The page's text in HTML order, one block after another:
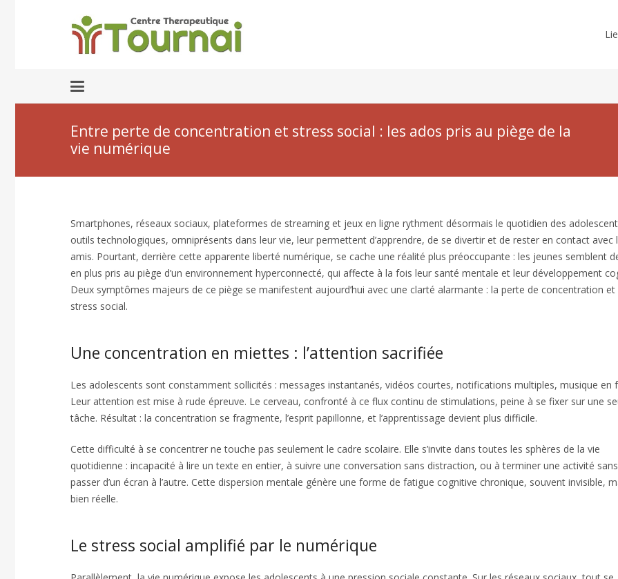
Entre perte de concentration et stress social : les ados pris au piège de la
vie numérique
Smartphones, réseaux sociaux, plateformes de streaming et jeux en ligne rythment désormais le quotidien des
outils technologiques, omniprésents dans leur vie, leur permettent d’apprendre, de se divertir et de rester en contact avec
amis. Pourtant, derrière cette apparente liberté numérique, se cache une réalité plus préoccupante : les jeunes semblent
en plus pris au piège d’un environnement hyperconnecté, qui affecte à la fois leur santé mentale et leur développement
Deux symptômes majeurs de ce piège se manifestent aujourd’hui avec une clarté alarmante : la perte de concentration et
stress social.
Une concentration en miettes : l’attention sacrifiée
Les adolescents sont constamment sollicités : messages instantanés, vidéos courtes, notifications multiples, musique en
Leur attention est mise à rude épreuve. Le cerveau, confronté à ce flux continu de stimulations, peine à se fixer sur une
tâche. Résultat : la concentration se fragmente, l’esprit papillonne, et l’apprentissage devient plus difficile.
Cette difficulté à se concentrer ne touche pas seulement le cadre scolaire. Elle s’invite dans toutes les sphères de la vie
quotidienne : incapacité à lire un texte en entier, à suivre une conversation sans distraction, ou à terminer une activité sans
passer d’un écran à l’autre. Cette dispersion mentale génère une forme de fatigue cognitive chronique, souvent invisible,
bien réelle.
Le stress social amplifié par le numérique